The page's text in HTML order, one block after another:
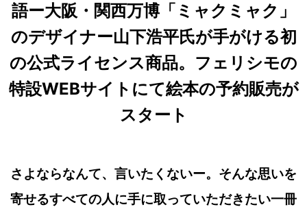
語ー大阪・関西万博「ミャクミャク」
のデザイナー山下浩平氏が手がける初
の公式ライセンス商品。フェリシモの
特設WEBサイトにて絵本の予約販売が
スタート
さよならなんて、言いたくないー。そんな思いを
寄せるすべての人に手に取っていただきたい一冊